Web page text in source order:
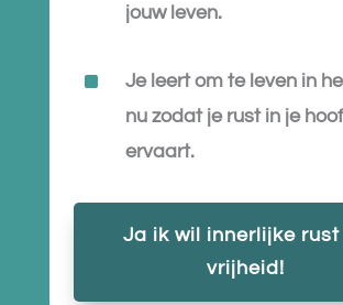
jouw leven.
^
Je leert om te leven in
nu zodat je rust in je
ervaart.
Ja ik wil innerlijke rust
vrijheid!